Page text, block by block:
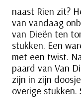
naast Rien zit?
van vandaag
van Dieën ten
stukken. Een
met een twist.
paard van Van
zijn in zijn
overige stukken.